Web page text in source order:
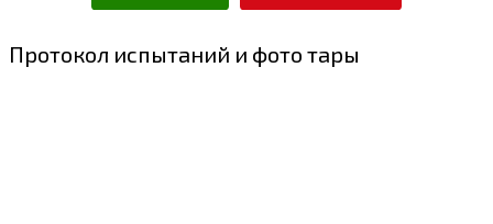
Протокол испытаний и фото тары